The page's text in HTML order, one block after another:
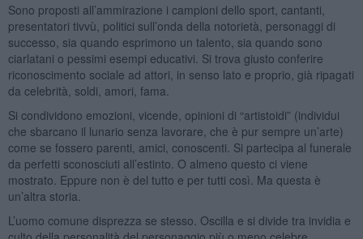
Sono proposti all’ammirazione i campioni dello sport, cantanti,
presentatori tivvù, politici sull’onda della notorietà, personaggi di
successo, sia quando esprimono un talento, sia quando sono
ciarlatani o pessimi esempi educativi. Si trova giusto conferire
riconoscimento sociale ad attori, in senso lato e proprio, già ripagati
da celebrità, soldi, amori, fama.
Si condividono emozioni, vicende, opinioni di “artistoidi” (individui
che sbarcano il lunario senza lavorare, che è pur sempre un’arte)
come se fossero parenti, amici, conoscenti. Si partecipa al funerale
da perfetti sconosciuti all’estinto. O almeno questo ci viene
mostrato. Eppure non è del tutto e per tutti così. Ma questa è
un’altra storia.
L’uomo comune disprezza se stesso. Oscilla e si divide tra invidia e